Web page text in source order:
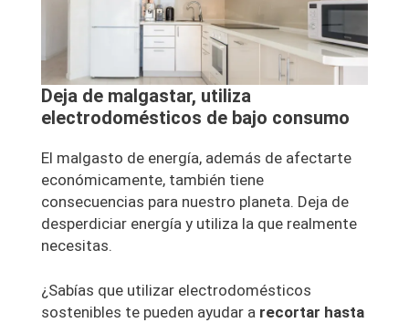
Deja de malgastar, utiliza
electrodomésticos de bajo consumo
El malgasto de energía, además de afectarte
económicamente, también tiene
consecuencias para nuestro planeta. Deja de
desperdiciar energía y utiliza la que realmente
necesitas.
¿Sabías que utilizar electrodomésticos
sostenibles te pueden ayudar a recortar hasta